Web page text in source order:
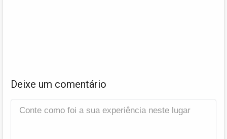
Deixe um comentário